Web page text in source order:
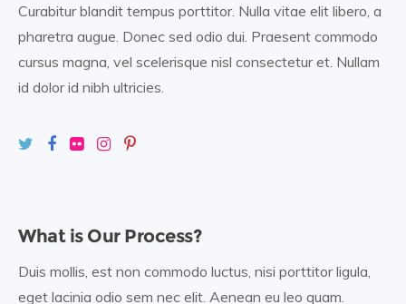
Curabitur blandit tempus porttitor. Nulla vitae elit libero, a
pharetra augue. Donec sed odio dui. Praesent commodo
cursus magna, vel scelerisque nisl consectetur et. Nullam
id dolor id nibh ultricies.
What is Our Process?
Duis mollis, est non commodo luctus, nisi porttitor ligula,
eget lacinia odio sem nec elit. Aenean eu leo quam.